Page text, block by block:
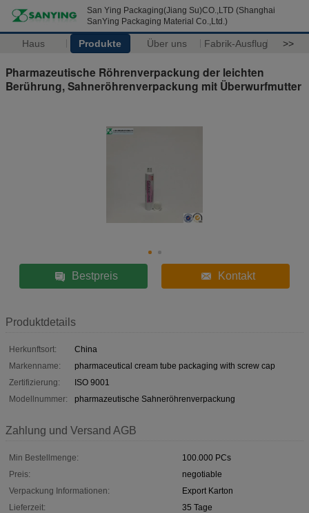
San Ying Packaging(Jiang Su)CO.,LTD (Shanghai
SanYing Packaging Material Co.,Ltd.)
Haus Produkte Über uns Fabrik-Ausflug >>
Pharmazeutische Röhrenverpackung der leichten
Berührung, Sahneröhrenverpackung mit Überwurfmutter
Bestpreis Kontakt
Produktdetails
Herkunftsort:
China
Markenname:
pharmaceutical cream tube packaging with screw cap
Zertifizierung:
ISO 9001
Modellnummer:
pharmazeutische Sahneröhrenverpackung
Zahlung und Versand AGB
Min Bestellmenge:
100.000 PCs
Preis:
negotiable
Verpackung Informationen:
Export Karton
Lieferzeit:
35 Tage